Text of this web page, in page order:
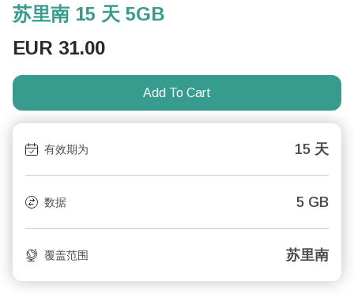
苏里南 15 天 5GB
EUR 31.00
Add To Cart
有效期为 15 天
数据 5 GB
覆盖范围 苏里南